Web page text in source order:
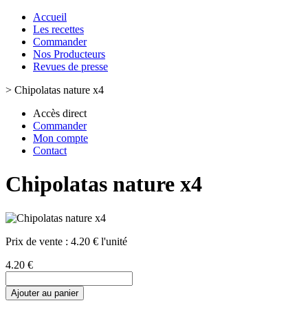
Accueil
Les recettes
Commander
Nos Producteurs
Revues de presse
> Chipolatas nature x4
Accès direct
Commander
Mon compte
Contact
Chipolatas nature x4
Prix de vente : 4.20 € l'unité
4.20 €
Ajouter au panier